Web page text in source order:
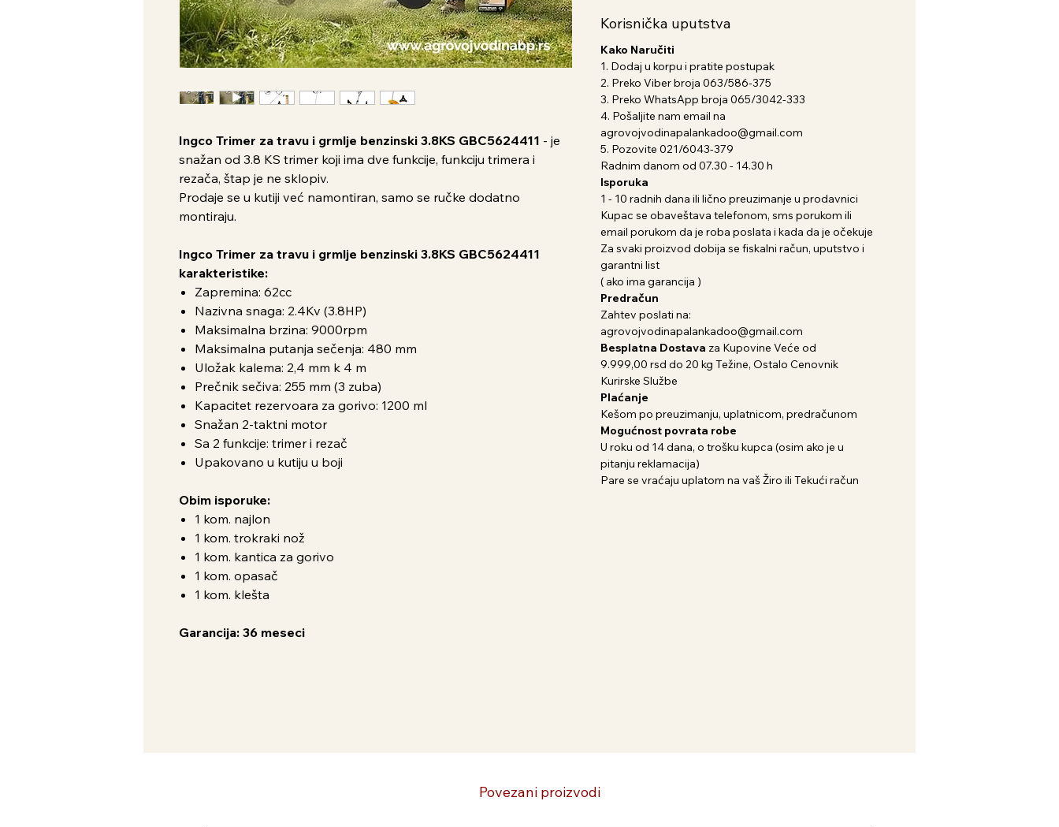
Ingco Trimer za travu i grmlje benzinski 3.8KS GBC5624411 - je
snažan od 3.8 KS trimer koji ima dve funkcije, funkciju trimera i
rezača, štap je ne sklopiv.
Prodaje se u kutiji već namontiran, samo se ručke dodatno
montiraju.
Ingco Trimer za travu i grmlje benzinski 3.8KS GBC5624411
karakteristike:
Zapremina: 62cc
Nazivna snaga: 2.4Kv (3.8HP)
Maksimalna brzina: 9000rpm
Maksimalna putanja sečenja: 480 mm
Uložak kalema: 2,4 mm k 4 m
Prečnik sečiva: 255 mm (3 zuba)
Kapacitet rezervoara za gorivo: 1200 ml
Snažan 2-taktni motor
Sa 2 funkcije: trimer i rezač
Upakovano u kutiju u boji
Obim isporuke:
1 kom. najlon
1 kom. trokraki nož
1 kom. kantica za gorivo
1 kom. opasač
1 kom. klešta
Garancija: 36 meseci
Korisnička uputstva
Kako Naručiti
1. Dodaj u korpu i pratite postupak
2. Preko Viber broja 063/586-375
3. Preko WhatsApp broja 065/3042-333
4. Pošaljite nam email na
agrovojvodinapalankadoo@gmail.com
5. Pozovite 021/6043-379
Radnim danom od 07.30 - 14.30 h
Isporuka
1 - 10 radnih dana ili lično preuzimanje u prodavnici
Kupac se obaveštava telefonom, sms porukom ili
email porukom da je roba poslata i kada da je očekuje
Za svaki proizvod dobija se fiskalni račun, uputstvo i
garantni list
( ako ima garancija )
Predračun
Zahtev poslati na:
agrovojvodinapalankadoo@gmail.com
Besplatna Dostava za Kupovine Veće od
9.999,00 rsd do 20 kg Težine, Ostalo Cenovnik
Kurirske Službe
Plaćanje
Kešom po preuzimanju, uplatnicom, predračunom
Mogućnost povrata robe
U roku od 14 dana, o trošku kupca (osim ako je u
pitanju reklamacija)
Pare se vraćaju uplatom na vaš Žiro ili Tekući račun
Povezani proizvodi